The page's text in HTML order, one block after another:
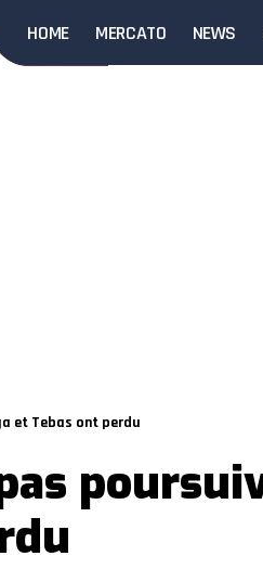
HOME MERCATO NEWS
et Tebas ont perdu